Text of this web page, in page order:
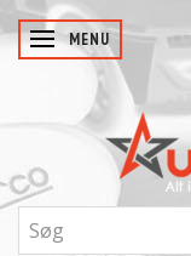
SKIFTE NAVIGATION
MENU